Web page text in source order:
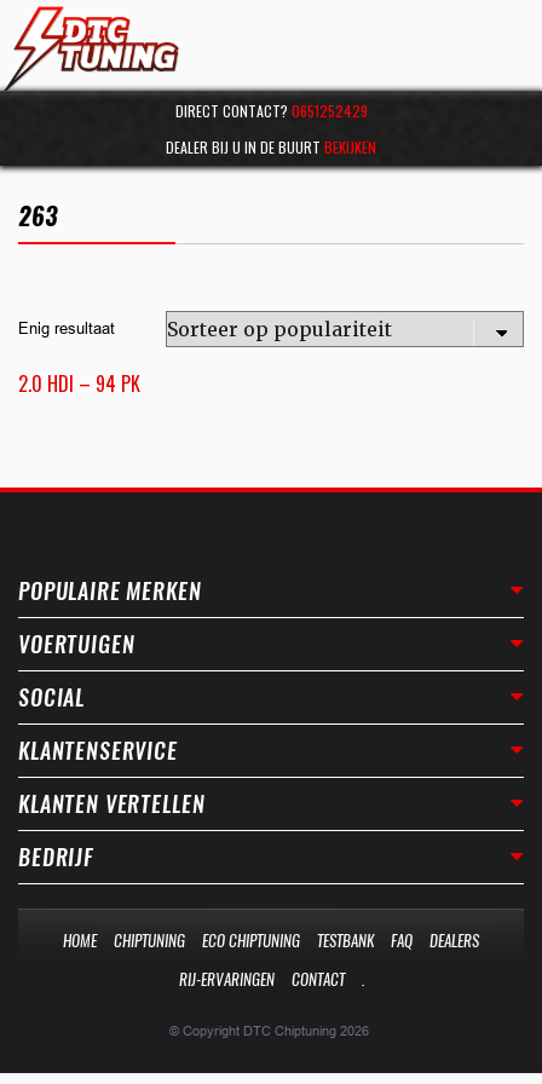
DIRECT CONTACT? 0651252429
DEALER BIJ U IN DE BUURT BEKIJKEN
263
Enig resultaat
2.0 HDI – 94 PK
POPULAIRE MERKEN
VOERTUIGEN
SOCIAL
KLANTENSERVICE
KLANTEN VERTELLEN
BEDRIJF
HOME CHIPTUNING ECO CHIPTUNING TESTBANK FAQ
DEALERS
RIJ-ERVARINGEN
CONTACT
© Copyright DTC Chiptuning 2026